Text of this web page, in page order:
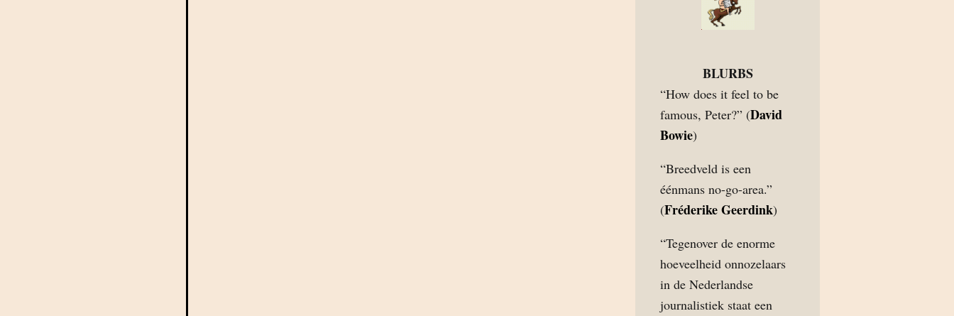
BLURBS
“How does it feel to be
famous, Peter?” (David
Bowie)
“Breedveld is een
éénmans no-go-area.”
(Fréderike Geerdink)
“Tegenover de enorme
hoeveelheid onnozelaars
in de Nederlandse
journalistiek staat een